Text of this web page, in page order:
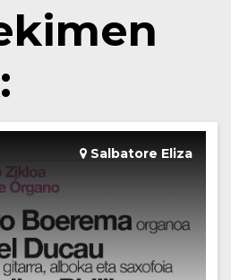
Salbatore Eliza